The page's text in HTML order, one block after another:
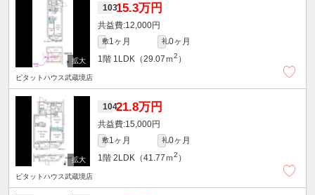
10315.3万円
12,000円
敷1ヶ月 礼0ヶ月
1階 1LDK（29.07ｍ2 ）
ピタットハウス武蔵境店
10421.8万円
15,000円
敷1ヶ月 礼0ヶ月
1階 2LDK（41.77ｍ2 ）
ピタットハウス武蔵境店